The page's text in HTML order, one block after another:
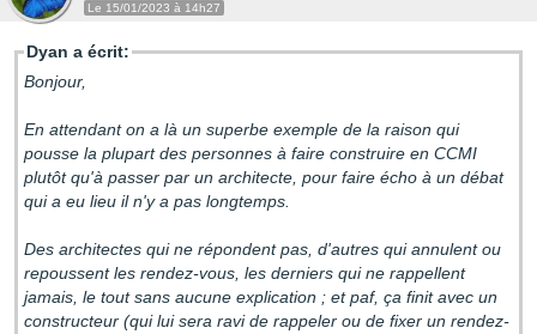
Le 15/01/2023 à 14h27
Dyan a écrit:
Bonjour,
En attendant on a là un superbe exemple de la raison qui
pousse la plupart des personnes à faire construire en CCMI
plutôt qu'à passer par un architecte, pour faire écho à un débat
qui a eu lieu il n'y a pas longtemps.
Des architectes qui ne répondent pas, d'autres qui annulent ou
repoussent les rendez-vous, les derniers qui ne rappellent
jamais, le tout sans aucune explication ; et paf, ça finit avec un
constructeur (qui lui sera ravi de rappeler ou de fixer un rendez-